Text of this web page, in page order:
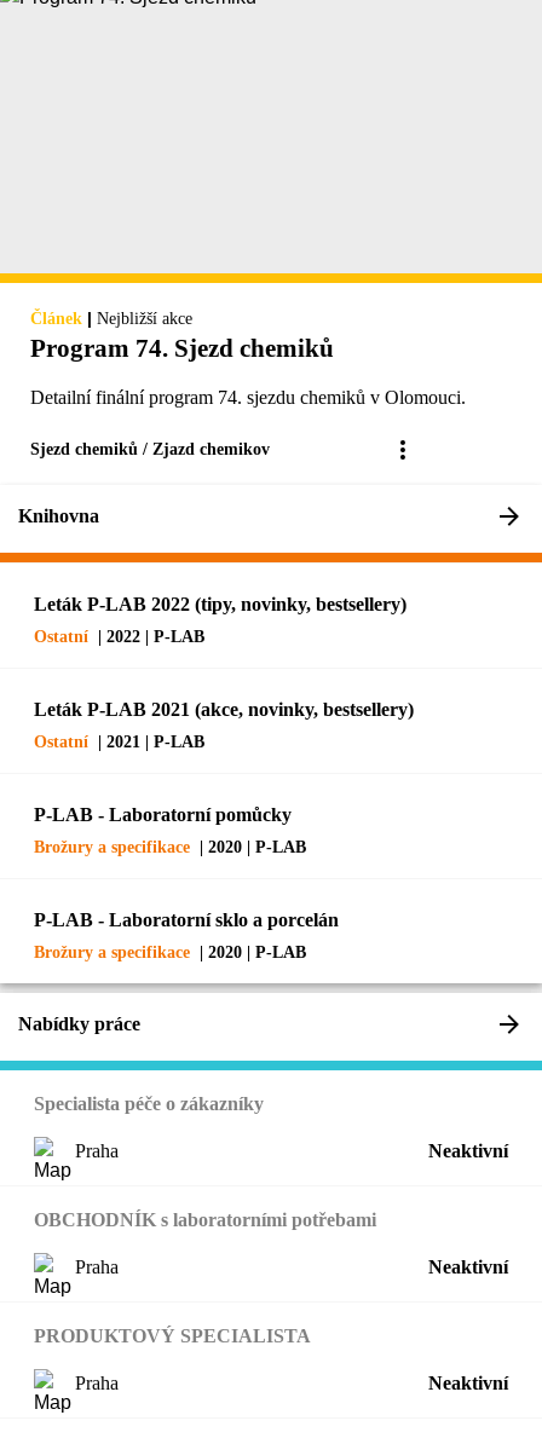
Článek | Nejbližší akce
Program 74. Sjezd chemiků
Detailní finální program 74. sjezdu chemiků v Olomouci.
Sjezd chemiků / Zjazd chemikov
Knihovna
Leták P-LAB 2022 (tipy, novinky, bestsellery)
Ostatní | 2022 | P-LAB
Leták P-LAB 2021 (akce, novinky, bestsellery)
Ostatní | 2021 | P-LAB
P-LAB - Laboratorní pomůcky
Brožury a specifikace | 2020 | P-LAB
P-LAB - Laboratorní sklo a porcelán
Brožury a specifikace | 2020 | P-LAB
Nabídky práce
Specialista péče o zákazníky
Praha Neaktivní
OBCHODNÍK s laboratorními potřebami
Praha Neaktivní
PRODUKTOVÝ SPECIALISTA
Praha Neaktivní